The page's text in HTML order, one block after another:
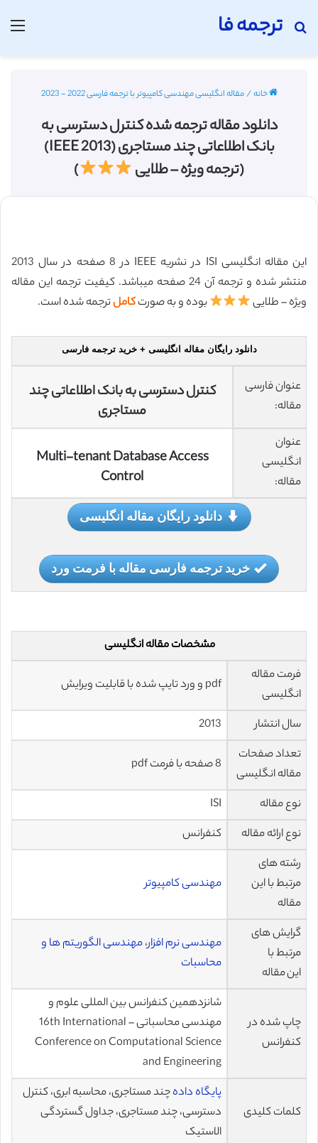
ترجمه فا
جستجو برای
خانه/مقاله انگلیسی مهندسی کامپیوتر با ترجمه فارسی 2022 - 2023
دانلود مقاله ترجمه شده کنترل دسترسی به
بانک اطلاعاتی چند مستاجری (IEEE 2013)
(ترجمه ویژه – طلایی
)
این مقاله انگلیسی ISI در نشریه IEEE در 8 صفحه در سال 2013
منتشر شده و ترجمه آن 24 صفحه میباشد. کیفیت ترجمه این مقاله
ویژه – طلایی
بوده و به صورتکاملترجمه شده است.
دانلود رایگان مقاله انگلیسی + خرید ترجمه فارسی
عنوان فارسی
مقاله:
کنترل دسترسی به بانک اطلاعاتی چند
مستاجری
عنوان
انگلیسی
مقاله:
Multi-tenant Database Access
Control
دانلود رایگان مقاله انگلیسی
خرید ترجمه فارسی مقاله با فرمت ورد
مشخصات مقاله انگلیسی
فرمت مقاله
انگلیسی
pdf و ورد تایپ شده با قابلیت ویرایش
سال انتشار
2013
تعداد صفحات
مقاله انگلیسی
8 صفحه با فرمت pdf
نوع مقاله
ISI
نوع ارائه مقاله
کنفرانس
رشته های
مرتبط با این
مقاله
مهندسی کامپیوتر
گرایش های
مرتبط با
این مقاله
مهندسی نرم افزار،مهندسی الگوریتم ها و
محاسبات
چاپ شده در
کنفرانس
شانزدهمین کنفرانس بین المللی علوم و
مهندسی محاسباتی – 16th International
Conference on Computational Science
and Engineering
کلمات کلیدی
پایگاه دادهچند مستاجری، محاسبه ابری، کنترل
دسترسی، چند مستاجری، جداول گستردگی
الاستیک